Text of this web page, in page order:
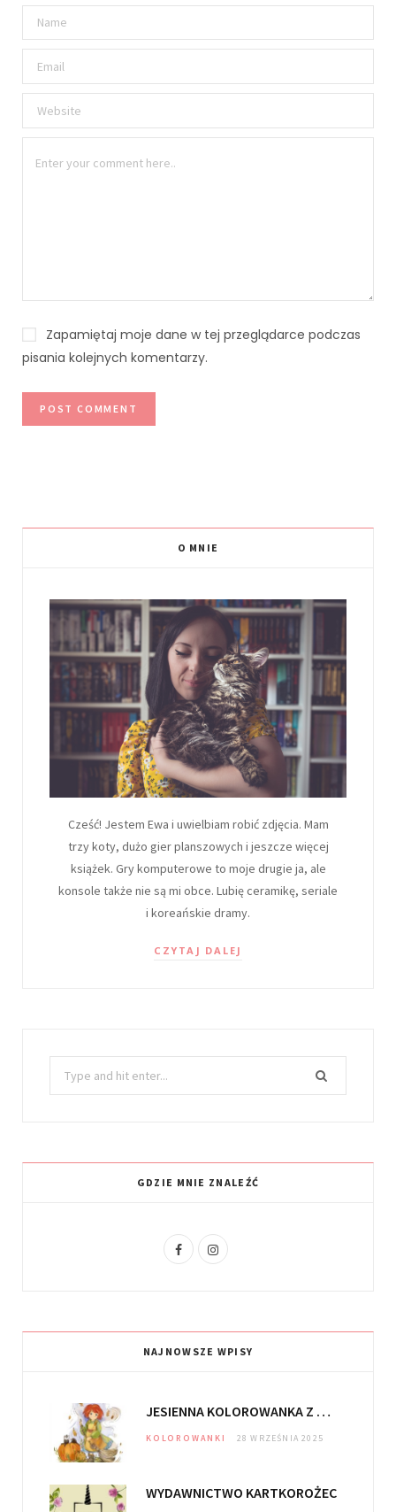
Zapamiętaj moje dane w tej przeglądarce podczas
pisania kolejnych komentarzy.
O MNIE
Cześć! Jestem Ewa i uwielbiam robić zdjęcia. Mam
trzy koty, dużo gier planszowych i jeszcze więcej
książek. Gry komputerowe to moje drugie ja, ale
konsole także nie są mi obce. Lubię ceramikę, seriale
i koreańskie dramy.
CZYTAJ DALEJ
GDZIE MNIE ZNALEŹĆ
F
I
m
NAJNOWSZE WPISY
JESIENNA KOLOROWANKA Z DOLINY CZARODZIEJEK
KOLOROWANKI 28 WRZEŚNIA 2025
WYDAWNICTWO KARTKOROŻEC